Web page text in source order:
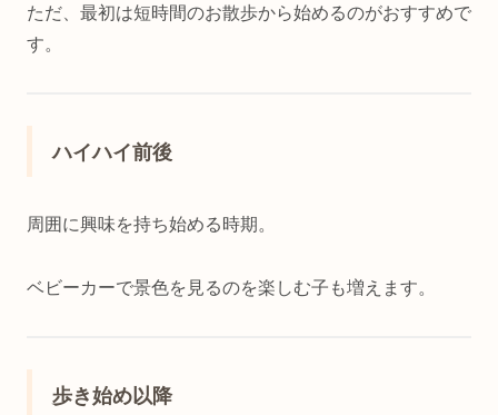
ただ、最初は短時間のお散歩から始めるのがおすすめで
す。
ハイハイ前後
周囲に興味を持ち始める時期。
ベビーカーで景色を見るのを楽しむ子も増えます。
歩き始め以降